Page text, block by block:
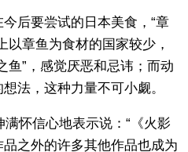
后要尝试的日本美食，“章
以章鱼为食材的国家较少，
鱼”，感觉厌恶和忌讳；而动
法，这种力量不可小觑。
怀信心地表示说：“《火影
之外的许多其他作品也成为